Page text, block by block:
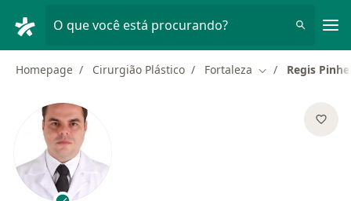
O que você está procurando?
Homepage Cirurgião Plástico Fortaleza Mudar de cidade
Regis